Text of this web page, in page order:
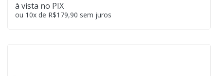
à vista no PIX
ou 10x de R$179,90 sem juros